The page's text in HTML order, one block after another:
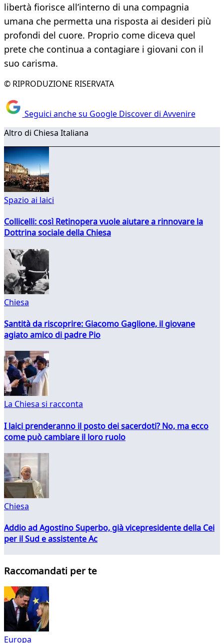
libertà fiorisce all’interno di una compagnia
umana che permetta una risposta ai desideri più
profondi del cuore. Proprio come diceva quel
prete che continua a contagiare i giovani con il
suo carisma.
© RIPRODUZIONE RISERVATA
Seguici anche su Google Discover di Avvenire
Altro di Chiesa Italiana
Spazio ai laici
Collicelli: così Retinopera vuole aiutare a rinnovare la
Dottrina sociale della Chiesa
Chiesa
Santità da riscoprire: Giacomo Gaglione, il giovane
agiato amico di padre Pio
La Chiesa si racconta
I laici prenderanno il posto dei sacerdoti? No, ma ecco
come può cambiare il loro ruolo
Chiesa
Addio ad Agostino Superbo, già vicepresidente della Cei
per il Sud e assistente Ac
Raccomandati per te
Europa